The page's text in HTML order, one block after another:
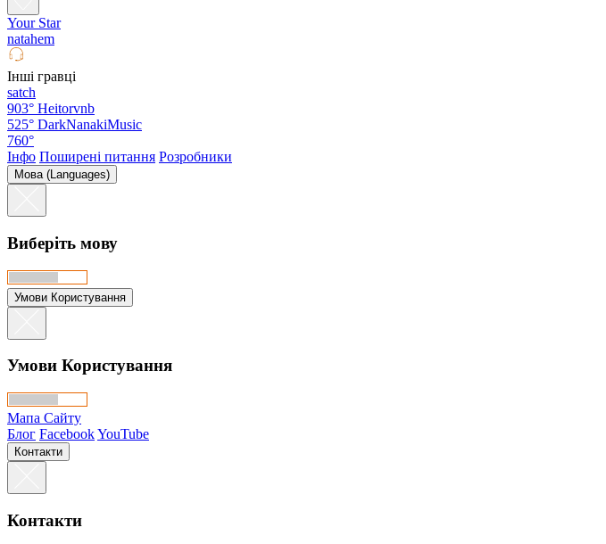
Your Star
natahem
Інші гравці
satch
903° Heitorvnb
525° DarkNanakiMusic
760°
Інфо Поширені питання Розробники
Мова (Languages)
Виберіть мову
Умови Користування
Умови Користування
Мапа Сайту
Блог FacebookYouTube
Контакти
Контакти